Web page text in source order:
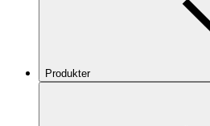
Produkter